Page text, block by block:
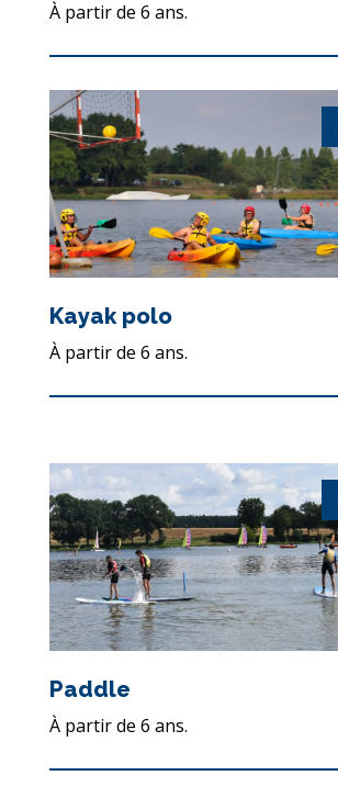
À partir de 6 ans.
Kayak polo
À partir de 6 ans.
Paddle
À partir de 6 ans.